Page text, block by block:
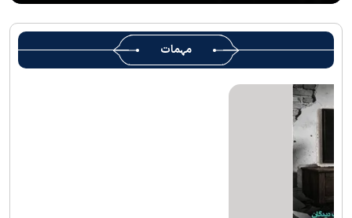
میں تعزیتی جلسوں اور خصوصی پروگراموں کا انعقاد
روضہ منورہ امام رضا(ع) کے خدام ، سوگوار زائرین کو کھانے اور رہائش
کی خدمات فراہم کرنے کے لئے تیار ہیں
جارجیا کے 130 رکنی مذہبی و ثقافتی وفد کا حرم امام رضا(ع) کے خدام
کی جانب سےخصوصی استقبال
مہمات